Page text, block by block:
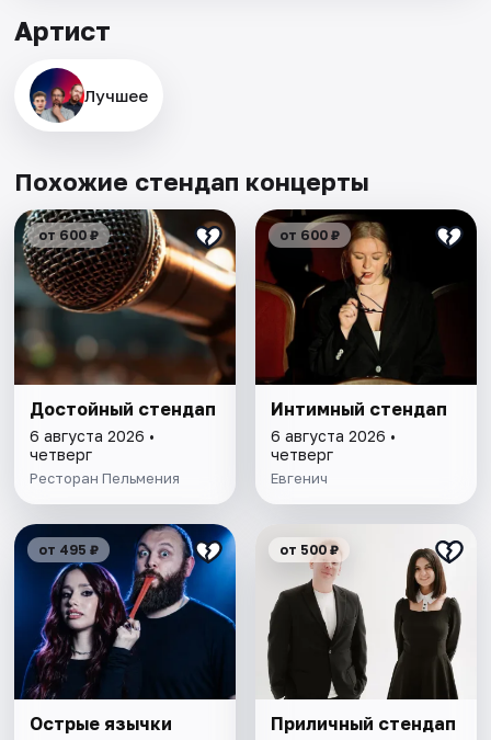
Артист
Лучшее
Похожие стендап концерты
от 600 ₽
Достойный стендап
6 августа 2026 •
четверг
Ресторан Пельмения
от 600 ₽
Интимный стендап
6 августа 2026 •
четверг
Евгенич
от 495 ₽
Острые язычки
от 500 ₽
Приличный стендап